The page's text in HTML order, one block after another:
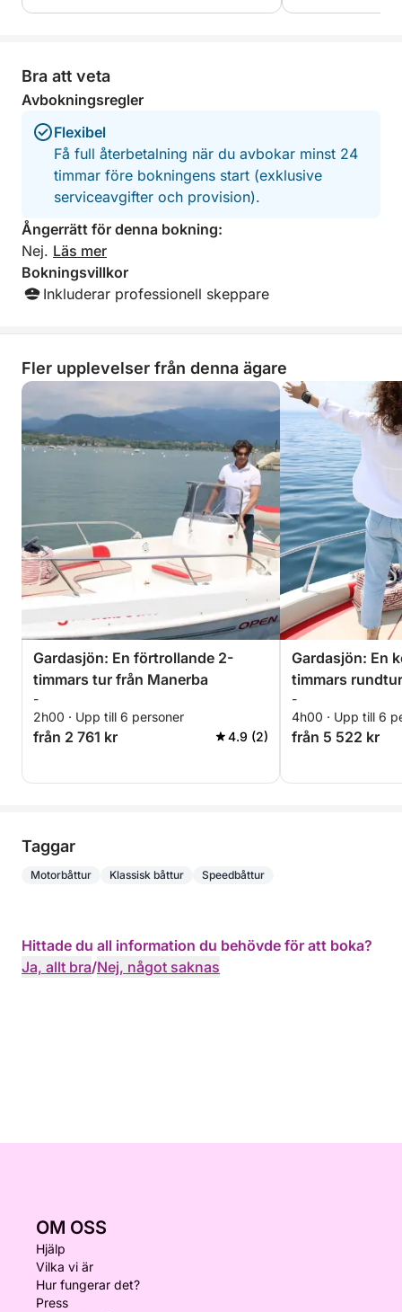
Bra att veta
Avbokningsregler
Flexibel
Få full återbetalning när du avbokar minst 24
timmar före bokningens start (exklusive
serviceavgifter och provision).
Ångerrätt för denna bokning:
Nej. Läs mer
Bokningsvillkor
Inkluderar professionell skeppare
Fler upplevelser från denna ägare
Gardasjön: En förtrollande 2-
timmars tur från Manerba
-
2h00 · Upp till 6 personer
från 2 761 kr 4.9 (2)
Gardasjön: En
timmars
-
4h00 · Upp till 6
från 5 522 kr
Taggar
Motorbåttur Klassisk båttur Speedbåttur
Hittade du all information du behövde för att boka?
Ja, allt bra/Nej, något saknas
OM OSS
Hjälp
Vilka vi är
Hur fungerar det?
Press